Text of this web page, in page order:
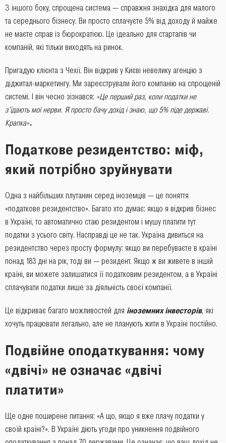
З іншого боку, спрощена система — справжня знахідка для малого
та середнього бізнесу. Ви просто сплачуєте 5% від доходу й майже
не маєте справ із бюрократією. Це ідеально для стартапів чи
компаній, які тільки виходять на ринок.
Пригадую клієнта з Чехії. Він відкрив у Києві невелику агенцію з
діджитал-маркетингу. Ми зареєстрували його компанію на спрощеній
системі. І він чесно зізнався: «Це перший раз, коли податки не
з’їдають мої нерви. Я просто бачу дохід і знаю, що 5% піде державі.
Крапка».
Податкове резидентство: міф,
який потрібно зруйнувати
Одна з найбільших плутанин серед іноземців — це поняття
«податкове резидентство». Багато хто думає: якщо я відкрив бізнес
в Україні, то автоматично стаю резидентом і мушу платити тут
податки з усього світу. Насправді це не так. Україна дивиться на
резидентство через просту формулу: якщо ви перебуваєте в країні
понад 183 дні на рік, тоді ви — резидент. Якщо ж ви живете в іншій
країні, ви можете залишатися її податковим резидентом, а в Україні
сплачувати податки лише за діяльність своєї компанії.
Це відкриває багато можливостей для іноземних інвесторів, які
хочуть працювати легально, але не планують жити в Україні постійно.
Подвійне оподаткування: чому
«двічі» не означає «двічі
платити»
Ще одне поширене питання: «А що, якщо я вже плачу податки у
своїй країні?». В Україні діють угоди про уникнення подвійного